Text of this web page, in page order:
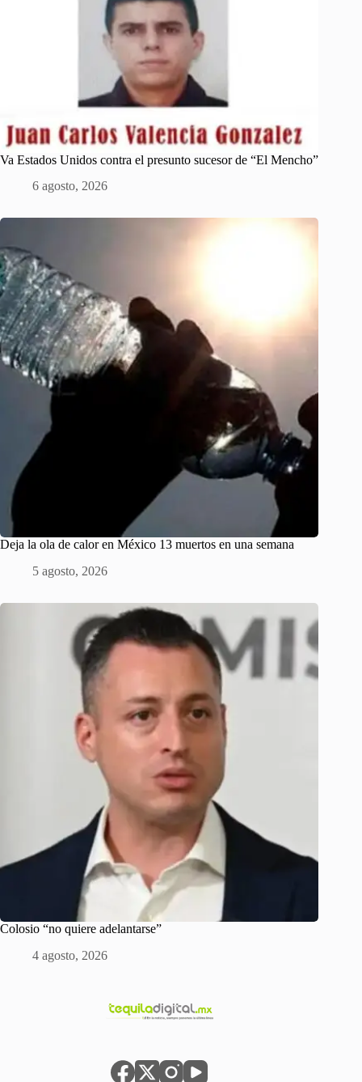
Va Estados Unidos contra el presunto sucesor de “El Mencho”
6 agosto, 2026
Deja la ola de calor en México 13 muertos en una semana
5 agosto, 2026
Colosio “no quiere adelantarse”
4 agosto, 2026